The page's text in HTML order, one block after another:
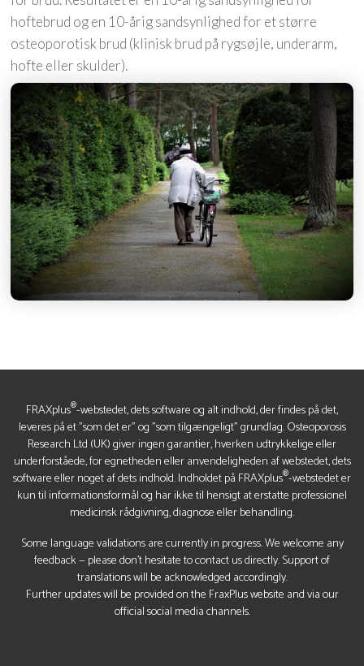
hoftebrud og en 10-årig sandsynlighed for et større
osteoporotisk brud (klinisk brud på rygsøjle, underarm,
hofte eller skulder).
FRAXplus®-webstedet, dets software og alt indhold, der findes på det,
leveres på et "som det er" og "som tilgængeligt" grundlag. Osteoporosis
Research Ltd (UK) giver ingen garantier, hverken udtrykkelige eller
underforståede, for egnetheden eller anvendeligheden af webstedet, dets
software eller noget af dets indhold. Indholdet på FRAXplus®-webstedet er
kun til informationsformål og har ikke til hensigt at erstatte professionel
medicinsk rådgivning, diagnose eller behandling.
Some language validations are currently in progress. We welcome any
feedback — please don’t hesitate to contact us directly. Support of
translations will be acknowledged accordingly.
Further updates will be provided on the FraxPlus website and via our
official social media channels.